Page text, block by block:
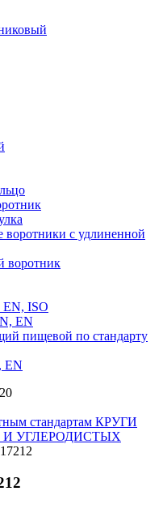
воротники с удлиненной
воротник
ISO
EN
пищевой по стандарту
EN
стандартам КРУГИ
УГЛЕРОДИСТЫХ